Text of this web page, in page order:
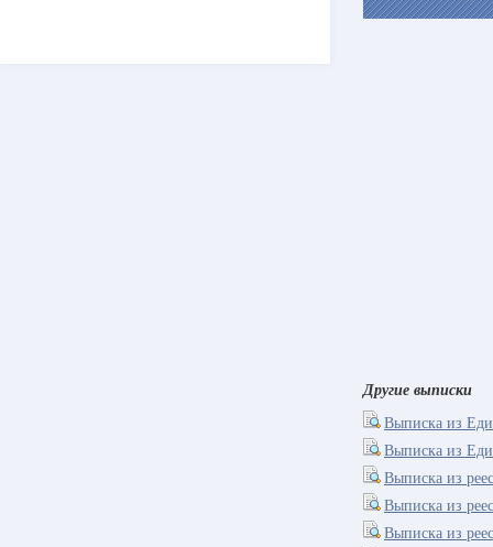
Другие выписки
Выписка из
Выписка из
Выписка из
Выписка из
Выписка из